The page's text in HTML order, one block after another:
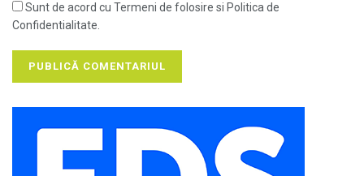
Sunt de acord cu Termeni de folosire si Politica de
Confidentialitate.